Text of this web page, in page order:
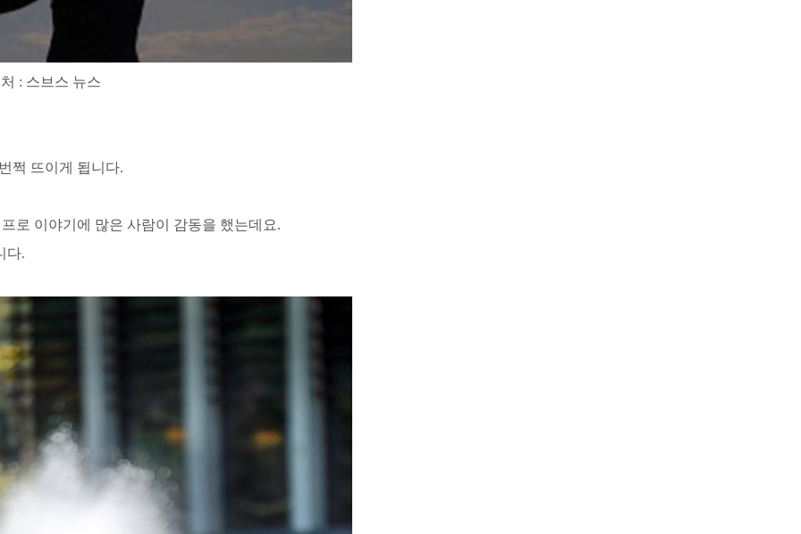
: 스브스 뉴스
쩍 뜨이게 됩니다.
로 이야기에 많은 사람이 감동을 했는데요.
다.